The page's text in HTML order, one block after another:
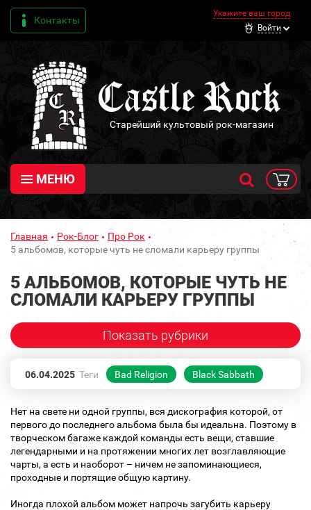
Контакты
Укажите ваш город
Войти
Старейший культовый рок-магазин
МЕНЮ
Главная Рок-Блог
Про Рок
5 альбомов, которые чуть не сломали карьеру группы
5 АЛЬБОМОВ, КОТОРЫЕ ЧУТЬ НЕ
СЛОМАЛИ КАРЬЕРУ ГРУППЫ
Показать рубрики
06.04.2025 Теги Bad Religion Black Sabbath
Нет на свете ни одной группы, вся дискография которой, от
первого до последнего альбома была бы идеальна. Поэтому в
творческом багаже каждой команды есть вещи, ставшие
легендарными и на протяжении многих лет возглавляющие
чарты, а есть и наоборот – ничем не запоминающиеся,
проходные и портящие общую картину.
Иногда плохой альбом может напрочь загубить карьеру